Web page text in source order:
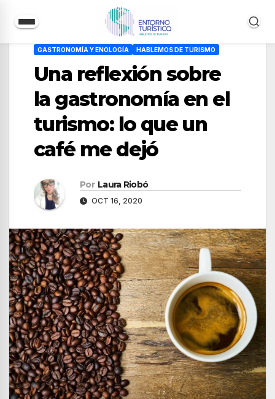
contenido
GASTRONOMÍA Y ENOLOGÍA HABLEMOS DE TURISMO
Una reflexión sobre
la gastronomía en el
turismo: lo que un
café me dejó
Por Laura Riobó
OCT 16, 2020